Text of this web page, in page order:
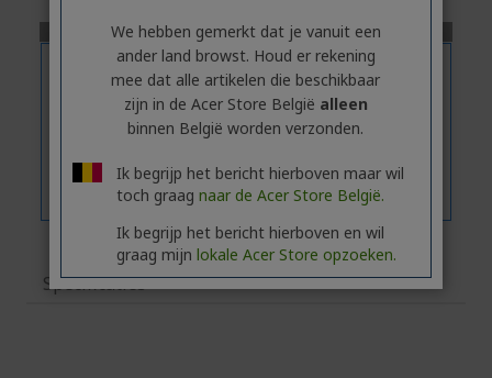
Specificaties
We hebben gemerkt dat je vanuit een
ander land browst. Houd er rekening
mee dat alle artikelen die beschikbaar
zijn in de Acer Store België alleen
binnen België worden verzonden.
Ik begrijp het bericht hierboven maar wil
toch graag naar de Acer Store België.
Ik begrijp het bericht hierboven en wil
graag mijn lokale Acer Store opzoeken.